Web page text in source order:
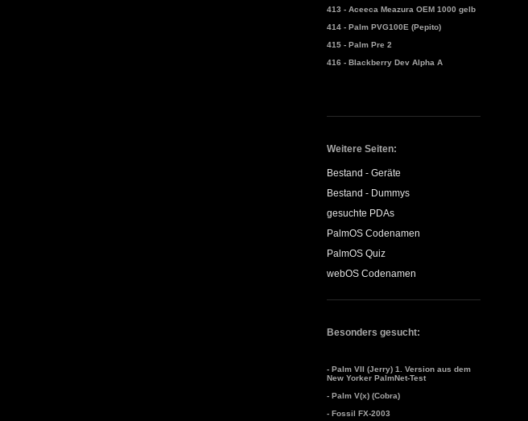
413 - Aceeca Meazura OEM 1000 gelb
414 - Palm PVG100E (Pepito)
415 - Palm Pre 2
416 - Blackberry Dev Alpha A
Weitere Seiten:
Bestand - Geräte
Bestand - Dummys
gesuchte PDAs
PalmOS Codenamen
PalmOS Quiz
webOS Codenamen
Besonders gesucht:
- Palm VII (Jerry) 1. Version aus dem
New Yorker PalmNet-Test
- Palm V(x) (Cobra)
- Fossil FX-2003